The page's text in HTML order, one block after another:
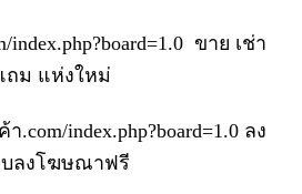
ขาย เช่า
ถม แห่งใหม่
.com/index.php?board=1.0 ลง
บลงโฆษณาฟรี